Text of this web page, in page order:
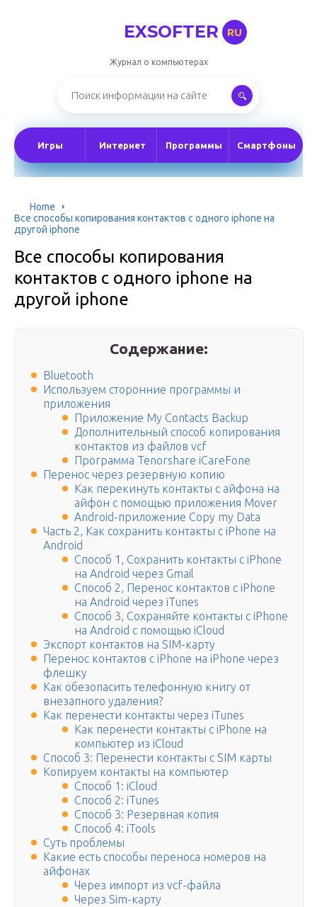
EXSOFTER RU
Журнал о компьютерах
Игры Интернет Программы Смартфоны
Home
Все способы копирования контактов с одного iphone на
другой iphone
Все способы копирования
контактов с одного iphone на
другой iphone
Содержание:
Bluetooth
Используем сторонние программы и
приложения
Приложение My Contacts Backup
Дополнительный способ копирования
контактов из файлов vcf
Программа Tenorshare iCareFone
Перенос через резервную копию
Как перекинуть контакты с айфона на
айфон с помощью приложения Mover
Android-приложение Copy my Data
Часть 2, Как сохранить контакты с iPhone на
Android
Способ 1, Сохранить контакты с iPhone
на Android через Gmail
Способ 2, Перенос контактов с iPhone
на Android через iTunes
Способ 3, Сохраняйте контакты с iPhone
на Android с помощью iCloud
Экспорт контактов на SIM-карту
Перенос контактов с iPhone на iPhone через
флешку
Как обезопасить телефонную книгу от
внезапного удаления?
Как перенести контакты через iTunes
Как перенести контакты с iPhone на
компьютер из iCloud
Способ 3: Перенести контакты с SIM карты
Копируем контакты на компьютер
Способ 1: iCloud
Способ 2: iTunes
Способ 3: Резервная копия
Способ 4: iTools
Суть проблемы
Какие есть способы переноса номеров на
айфонах
Через импорт из vcf-файла
Через Sim-карту